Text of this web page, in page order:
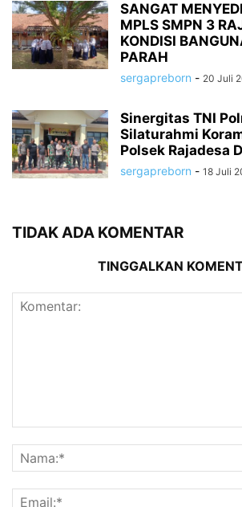
SANGAT
MPLS SMPN 3
KONDISI
PARAH
sergapreborn - 20 Juli
Sinergitas TNI
Silaturahmi
Polsek Rajadesa
sergapreborn - 18 Juli
TIDAK ADA KOMENTAR
TINGGALKAN